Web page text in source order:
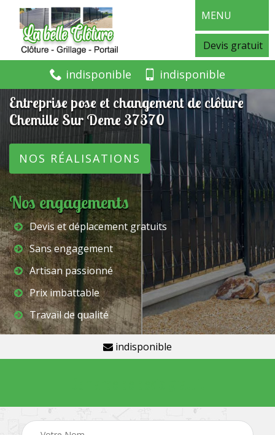
MENU
Devis gratuit
indisponible indisponible
Entreprise pose et changement de clôture
Chemille Sur Deme 37370
NOS RÉALISATIONS
Nos engagements
Devis et déplacement gratuits
Sans engagement
Artisan passionné
Prix imbattable
Travail de qualité
indisponible